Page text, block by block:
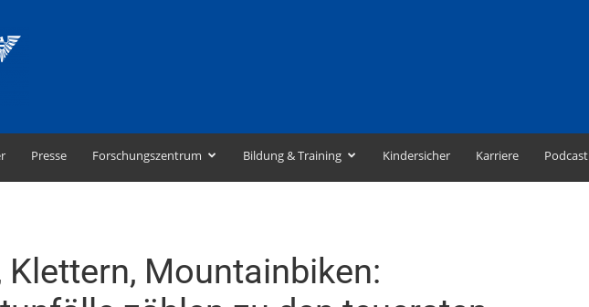
Presse Forschungszentrum Bildung & Training Kindersicher Karriere Podcast
Klettern, Mountainbiken: